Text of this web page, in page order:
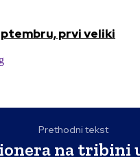
prvi veliki
Prethodni tekst
na tribini